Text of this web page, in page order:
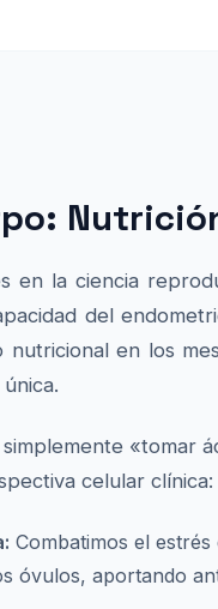
en la ciencia
del
en los
«tomar
celular clínica:
Combatimos el
óvulos, aportando